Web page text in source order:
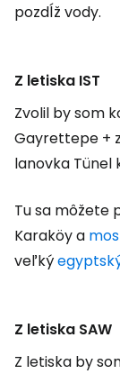
pozdĺž vody.
Z letiska IST
Zvolil by som
Gayrettepe +
lanovka Tünel
Tu sa môžete
Karaköy a
veľký
Z letiska SAW
Z letiska by